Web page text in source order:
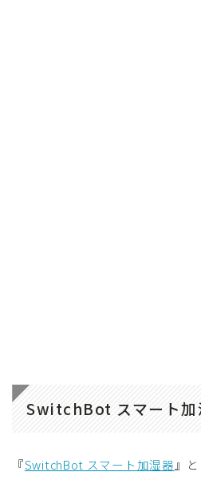
SwitchBot スマート加
『SwitchBot スマート加湿器 』